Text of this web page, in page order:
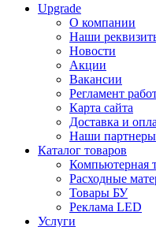
Upgrade
О компании
Наши
Новости
Акции
Вакансии
Регламент
Карта сайта
Доставка и
Наши партнеры
Каталог товаров
Компьютерная
Расходные
Товары БУ
Реклама LED
Услуги